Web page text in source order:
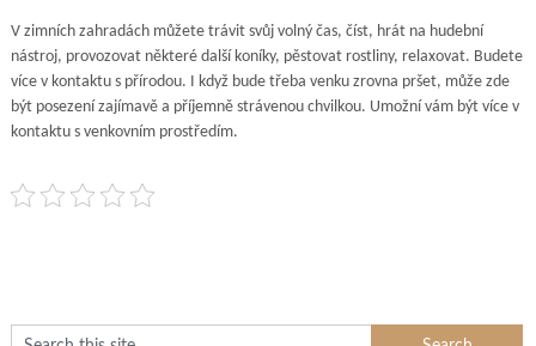
V zimních zahradáchmůžete trávit svůj volný čas, číst, hrát na hudební
nástroj, provozovat některé další koníky, pěstovat rostliny, relaxovat. Budete
více v kontaktu s přírodou. I když bude třeba venku zrovna pršet, může zde
být posezení zajímavě a příjemně strávenou chvilkou. Umožní vám být více v
kontaktu s venkovním prostředím.